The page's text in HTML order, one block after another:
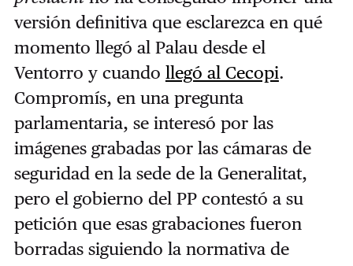
versión definitiva que esclarezca en qué
momento llegó al Palau desde el
Ventorro y cuando llegó al Cecopi.
Compromís, en una pregunta
parlamentaria, se interesó por las
imágenes grabadas por las cámaras de
seguridad en la sede de la Generalitat,
pero el gobierno del PP contestó a su
petición que esas grabaciones fueron
borradas siguiendo la normativa de